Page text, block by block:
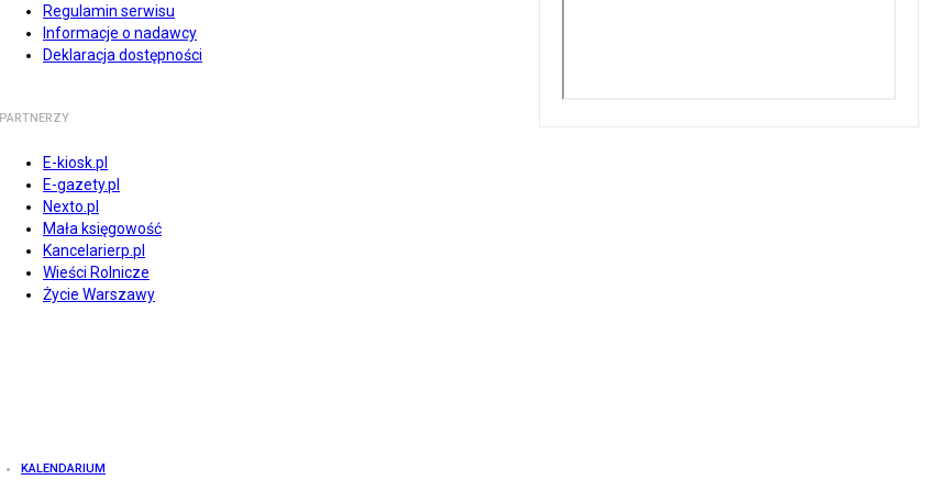
Regulamin serwisu
Informacje o nadawcy
Deklaracja dostępności
PARTNERZY
E-kiosk.pl
E-gazety.pl
Nexto.pl
Mała księgowość
Kancelarierp.pl
Wieści Rolnicze
Życie Warszawy
KALENDARIUM